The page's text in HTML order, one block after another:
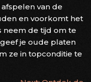
van de
en voorkomt het
neem de tijd om te
je oude platen
ze in topconditie te